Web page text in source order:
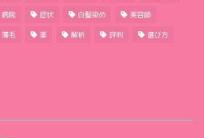
病院 症状 白髪染め 美容師
薄毛 薬 解析 評判 選び方